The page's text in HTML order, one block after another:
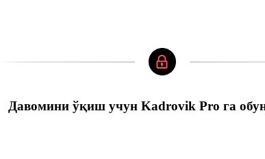
Давомини ўқиш учун Kadrovik Pro га